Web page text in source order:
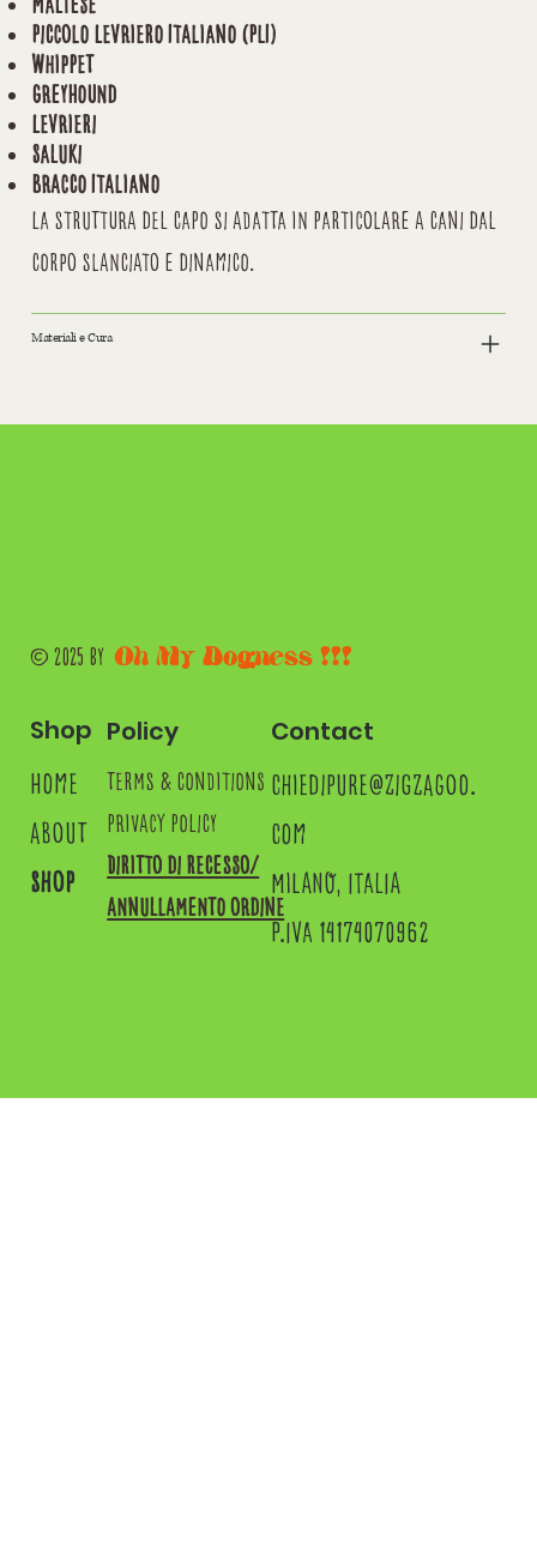
Piccolo Levriero Italiano (PLI)
Whippet
Greyhound
Levrieri
Saluki
Bracco Italiano
La struttura del capo si adatta in particolare a cani dal
corpo slanciato e dinamico.
Materiali e Cura
© 2025 by Oh My Dogness !!!
Shop
home
about
shop
Policy
terms & conditions
privacy policy
Diritto di recesso/
annullamento ordine
Contact
chiedipure@zigzagoo.
com
MILANO, ITALIA
P.IVA 14174070962